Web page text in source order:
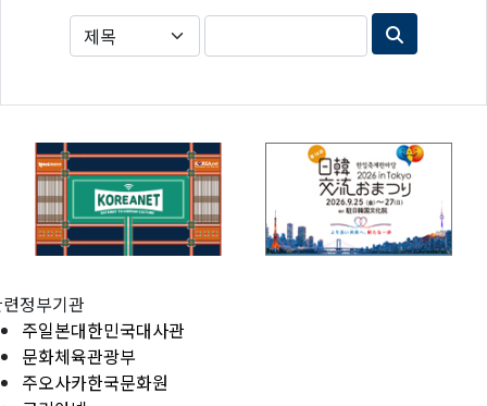
정부기관
주일본대한민국대사관
문화체육관광부
주오사카한국문화원